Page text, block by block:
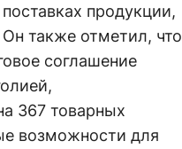
продукции,
также отметил, что
соглашение
367 товарных
возможности для